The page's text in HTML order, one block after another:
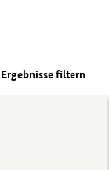
Ergebnisse filtern